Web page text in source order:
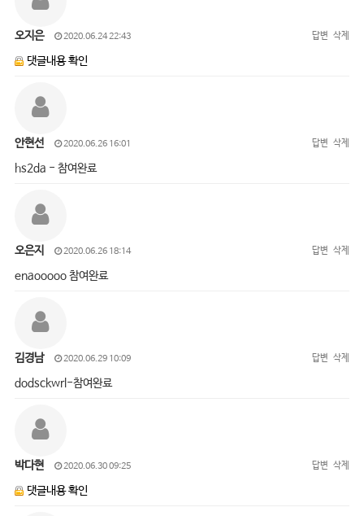
오지은 2020.06.24 22:43 답변 삭제
댓글내용 확인
안현선 2020.06.26 16:01 답변 삭제
hs2da - 참여완료
오은지 2020.06.26 18:14 답변 삭제
enaooooo 참여완료
김경남 2020.06.29 10:09 답변 삭제
dodsckwrl-참여완료
박다현 2020.06.30 09:25 답변 삭제
댓글내용 확인